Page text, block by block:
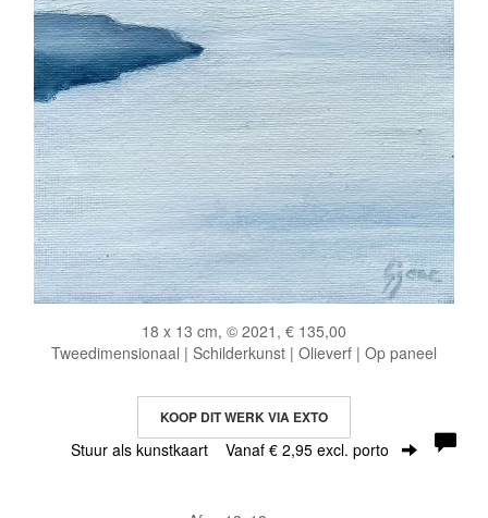
18 x 13 cm, © 2021, € 135,00
Tweedimensionaal | Schilderkunst | Olieverf | Op paneel
KOOP DIT WERK VIA EXTO
Stuur als kunstkaart Vanaf € 2,95 excl. porto